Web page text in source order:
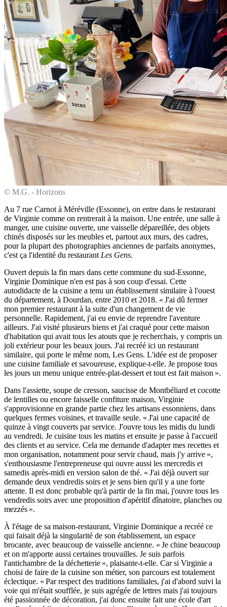
© M.G. - Horizons
Au 7 rue Carnot à Méréville (Essonne), on entre dans le restaurant
de Virginie comme on rentrerait à la maison. Une entrée, une salle à
manger, une cuisine ouverte, une vaisselle dépareillée, des objets
chinés disposés sur les meubles et, partout aux murs, des cadres,
pour la plupart des photographies anciennes de parfaits anonymes,
c'est ça l'identité du restaurant Les Gens.
Ouvert depuis la fin mars dans cette commune du sud-Essonne,
Virginie Dominique n'en est pas à son coup d'essai. Cette
autodidacte de la cuisine a tenu un établissement similaire à l'ouest
du département, à Dourdan, entre 2010 et 2018. « J'ai dû fermer
mon premier restaurant à la suite d'un changement de vie
personnelle. Rapidement, j'ai eu envie de reprendre l'aventure
ailleurs. J'ai visité plusieurs biens et j'ai craqué pour cette maison
d'habitation qui avait tous les atouts que je recherchais, y compris un
joli extérieur pour les beaux jours. J'ai recréé ici un restaurant
similaire, qui porte le même nom, Les Gens. L'idée est de proposer
une cuisine familiale et savoureuse, explique-t-elle. Je propose tous
les jours un menu unique entrée-plat-dessert et tout est fait maison ».
Dans l'assiette, soupe de cresson, saucisse de Montbéliard et cocotte
de lentilles ou encore faisselle confiture maison, Virginie
s'approvisionne en grande partie chez les artisans essonniens, dans
quelques fermes voisines, et travaille seule. « J'ai une capacité de
quinze à vingt couverts par service. J'ouvre tous les midis du lundi
au vendredi. Je cuisine tous les matins et ensuite je passe à l'accueil
des clients et au service. Cela me demande d'adapter mes recettes et
mon organisation, notamment pour servir chaud, mais j'y arrive »,
s'enthousiasme l'entrepreneuse qui ouvre aussi les mercredis et
samedis après-midi en version salon de thé. « J'ai déjà ouvert sur
demande deux vendredis soirs et je sens bien qu'il y a une forte
attente. Il est donc probable qu'à partir de la fin mai, j'ouvre tous les
vendredis soirs avec une proposition d'apéritif dînatoire, planches ou
mezzés ».
À l'étage de sa maison-restaurant, Virginie Dominique a recréé ce
qui faisait déjà la singularité de son établissement, un espace
brocante, avec beaucoup de vaisselle ancienne. « Je chine beaucoup
et on m'apporte aussi certaines trouvailles. Je suis parfois
l'antichambre de la déchetterie », plaisante-t-elle. Car si Virginie a
choisi de faire de la cuisine son métier, son parcours est totalement
éclectique. « Par respect des traditions familiales, j'ai d'abord suivi la
voie qui m'était soufflée, je suis agrégée de lettres mais j'ai toujours
été passionnée de décoration, j'ai donc ensuite fait une école d'art